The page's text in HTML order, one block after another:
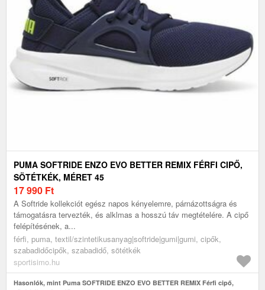
PUMA SOFTRIDE ENZO EVO BETTER REMIX FÉRFI CIPŐ,
SÖTÉTKÉK, MÉRET 45
17 990 Ft
A Softride kollekciót egész napos kényelemre, párnázottságra és
támogatásra tervezték, és alklmas a hosszú táv megtételére. A cipő
felépítésének, a...
férfi, puma, textil/szintetikusanyag|softride|gumi|gumi, cipők,
szabadidőcipők, szabadidő, sötétkék
sportisimo.hu
Hasonlók, mint Puma SOFTRIDE ENZO EVO BETTER REMIX Férfi cipő,